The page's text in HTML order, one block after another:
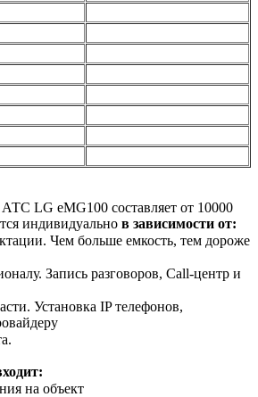
LG eMG100 составляет от 10000
индивидуально в зависимости от:
Чем больше емкость, тем дороже
Запись разговоров, Call-центр и
Установка IP телефонов,
на объект